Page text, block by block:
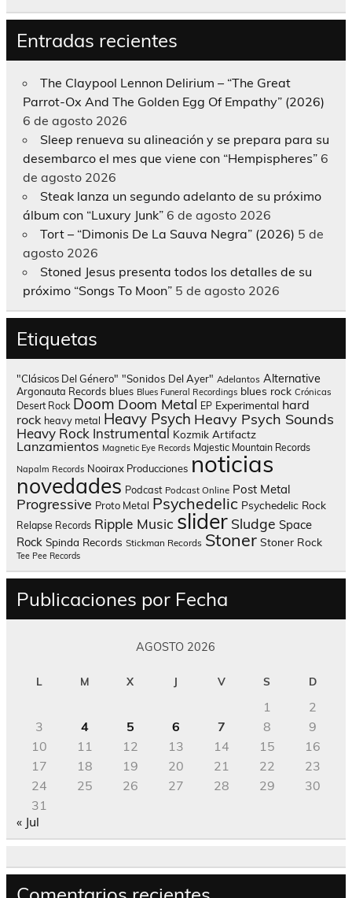
Entradas recientes
The Claypool Lennon Delirium – “The Great
Parrot-Ox And The Golden Egg Of Empathy” (2026)
6 de agosto 2026
Sleep renueva su alineación y se prepara para su
desembarco el mes que viene con “Hempispheres” 6
de agosto 2026
Steak lanza un segundo adelanto de su próximo
álbum con “Luxury Junk” 6 de agosto 2026
Tort – “Dimonis De La Sauva Negra” (2026) 5 de
agosto 2026
Stoned Jesus presenta todos los detalles de su
próximo “Songs To Moon” 5 de agosto 2026
Etiquetas
"Clásicos Del Género" "Sonidos Del Ayer" Adelantos Alternative
Argonauta Records blues Blues Funeral Recordings blues rock Crónicas
Desert Rock Doom Doom Metal EP Experimental hard
rock heavy metal Heavy Psych Heavy Psych Sounds
Heavy Rock Instrumental Kozmik Artifactz
Lanzamientos Magnetic Eye Records Majestic Mountain Records
Napalm Records Nooirax Producciones noticias
novedades Podcast Podcast Online Post Metal
Progressive Proto Metal Psychedelic Psychedelic Rock
Relapse Records Ripple Music slider Sludge Space
Rock Spinda Records Stickman Records Stoner Stoner Rock
Tee Pee Records
Publicaciones por Fecha
AGOSTO 2026
L M X J V S D
1
2
3
4 5 6 7 8
9
10
11 12 13 14 15
16
17
18 19 20 21 22
23
24
25 26 27 28 29
30
31
« Jul